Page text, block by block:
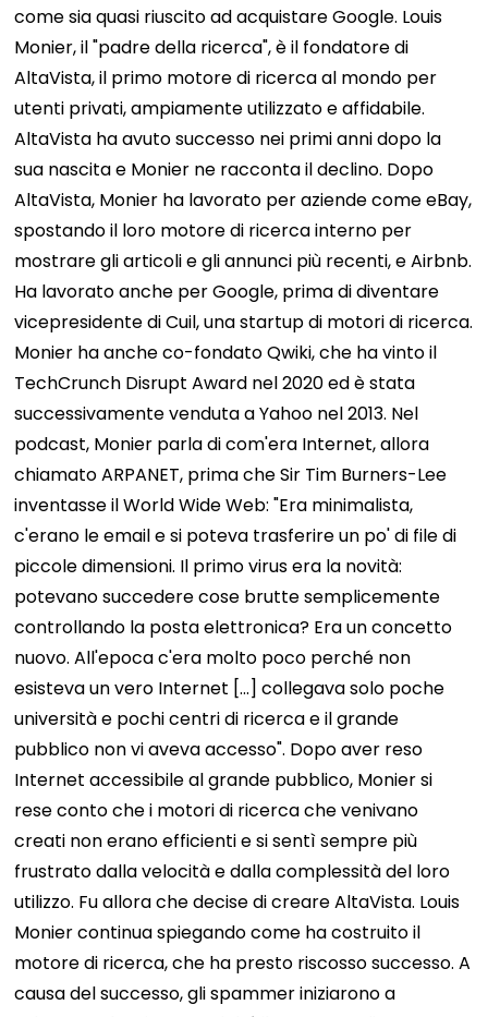
come sia quasi riuscito ad acquistare Google. Louis
Monier, il "padre della ricerca", è il fondatore di
AltaVista, il primo motore di ricerca al mondo per
utenti privati, ampiamente utilizzato e affidabile.
AltaVista ha avuto successo nei primi anni dopo la
sua nascita e Monier ne racconta il declino. Dopo
AltaVista, Monier ha lavorato per aziende come eBay,
spostando il loro motore di ricerca interno per
mostrare gli articoli e gli annunci più recenti, e Airbnb.
Ha lavorato anche per Google, prima di diventare
vicepresidente di Cuil, una startup di motori di ricerca.
Monier ha anche co-fondato Qwiki, che ha vinto il
TechCrunch Disrupt Award nel 2020 ed è stata
successivamente venduta a Yahoo nel 2013. Nel
podcast, Monier parla di com'era Internet, allora
chiamato ARPANET, prima che Sir Tim Burners-Lee
inventasse il World Wide Web: "Era minimalista,
c'erano le email e si poteva trasferire un po' di file di
piccole dimensioni. Il primo virus era la novità:
potevano succedere cose brutte semplicemente
controllando la posta elettronica? Era un concetto
nuovo. All'epoca c'era molto poco perché non
esisteva un vero Internet [...] collegava solo poche
università e pochi centri di ricerca e il grande
pubblico non vi aveva accesso". Dopo aver reso
Internet accessibile al grande pubblico, Monier si
rese conto che i motori di ricerca che venivano
creati non erano efficienti e si sentì sempre più
frustrato dalla velocità e dalla complessità del loro
utilizzo. Fu allora che decise di creare AltaVista. Louis
Monier continua spiegando come ha costruito il
motore di ricerca, che ha presto riscosso successo. A
causa del successo, gli spammer iniziarono a